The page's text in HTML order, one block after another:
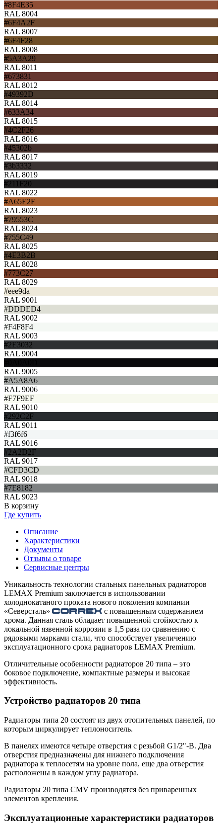
#8F4E35
RAL 8004
#6F4A2F
RAL 8007
#6F4F28
RAL 8008
#5A3A29
RAL 8011
#673831
RAL 8012
#49392D
RAL 8014
#633A34
RAL 8015
#4C2F26
RAL 8016
#45302b
RAL 8017
#3b3332
RAL 8019
#211F20
RAL 8022
#A65E2F
RAL 8023
#79553C
RAL 8024
#755C49
RAL 8025
#4E3B2B
RAL 8028
#773C27
RAL 8029
#eee9da
RAL 9001
#DDDED4
RAL 9002
#F4F8F4
RAL 9003
#2E3032
RAL 9004
RAL 9005
#A5A8A6
RAL 9006
#F7F9EF
RAL 9010
#292C2F
RAL 9011
#f3f6f6
RAL 9016
#2A2D2F
RAL 9017
#CFD3CD
RAL 9018
#7E8182
RAL 9023
В корзину
Где купить
Описание
Характеристики
Документы
Отзывы о товаре
Сервисные центры
Уникальность технологии стальных панельных радиаторов
LEMAX Premium заключается в использовании
холоднокатаного проката нового поколения компании
«Северсталь»
с повышенным содержанием
хрома. Данная сталь обладает повышенной стойкостью к
локальной язвенной коррозии в 1,5 раза по сравнению с
рядовыми марками стали, что способствует увеличению
эксплуатационного срока радиаторов LEMAX Premium.
Отличительные особенности радиаторов 20 типа – это
боковое подключение, компактные размеры и высокая
эффективность.
Устройство радиаторов 20 типа
Радиаторы типа 20 состоят из двух отопительных панелей, по
которым циркулирует теплоноситель.
В панелях имеются четыре отверстия с резьбой G1/2"-B. Два
отверстия предназначены для нижнего подключения
радиатора к теплосетям на уровне пола, еще два отверстия
расположены в каждом углу радиатора.
Радиаторы 20 типа CMV производятся без приваренных
элементов крепления.
Эксплуатационные характеристики радиаторов